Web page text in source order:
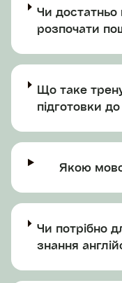
Чи достатньо
розпочати
Що таке
підготовки до
Якою
Чи потрібно
знання